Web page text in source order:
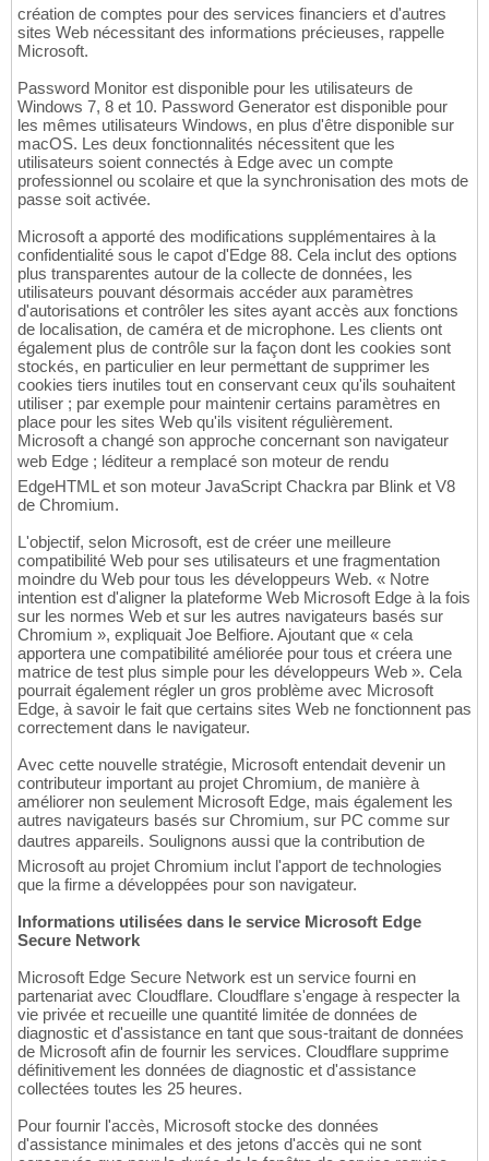
création de comptes pour des services financiers et d'autres
sites Web nécessitant des informations précieuses, rappelle
Microsoft.
Password Monitor est disponible pour les utilisateurs de
Windows 7, 8 et 10. Password Generator est disponible pour
les mêmes utilisateurs Windows, en plus d'être disponible sur
macOS. Les deux fonctionnalités nécessitent que les
utilisateurs soient connectés à Edge avec un compte
professionnel ou scolaire et que la synchronisation des mots de
passe soit activée.
Microsoft a apporté des modifications supplémentaires à la
confidentialité sous le capot d'Edge 88. Cela inclut des options
plus transparentes autour de la collecte de données, les
utilisateurs pouvant désormais accéder aux paramètres
d'autorisations et contrôler les sites ayant accès aux fonctions
de localisation, de caméra et de microphone. Les clients ont
également plus de contrôle sur la façon dont les cookies sont
stockés, en particulier en leur permettant de supprimer les
cookies tiers inutiles tout en conservant ceux qu'ils souhaitent
utiliser ; par exemple pour maintenir certains paramètres en
place pour les sites Web qu'ils visitent régulièrement.
Microsoft a changé son approche concernant son navigateur
web Edge ; léditeur a remplacé son moteur de rendu
EdgeHTML et son moteur JavaScript Chackra par Blink et V8
de Chromium.
L'objectif, selon Microsoft, est de créer une meilleure
compatibilité Web pour ses utilisateurs et une fragmentation
moindre du Web pour tous les développeurs Web. « Notre
intention est d'aligner la plateforme Web Microsoft Edge à la fois
sur les normes Web et sur les autres navigateurs basés sur
Chromium », expliquait Joe Belfiore. Ajoutant que « cela
apportera une compatibilité améliorée pour tous et créera une
matrice de test plus simple pour les développeurs Web ». Cela
pourrait également régler un gros problème avec Microsoft
Edge, à savoir le fait que certains sites Web ne fonctionnent pas
correctement dans le navigateur.
Avec cette nouvelle stratégie, Microsoft entendait devenir un
contributeur important au projet Chromium, de manière à
améliorer non seulement Microsoft Edge, mais également les
autres navigateurs basés sur Chromium, sur PC comme sur
dautres appareils. Soulignons aussi que la contribution de
Microsoft au projet Chromium inclut l'apport de technologies
que la firme a développées pour son navigateur.
Informations utilisées dans le service Microsoft Edge
Secure Network
Microsoft Edge Secure Network est un service fourni en
partenariat avec Cloudflare. Cloudflare s'engage à respecter la
vie privée et recueille une quantité limitée de données de
diagnostic et d'assistance en tant que sous-traitant de données
de Microsoft afin de fournir les services. Cloudflare supprime
définitivement les données de diagnostic et d'assistance
collectées toutes les 25 heures.
Pour fournir l'accès, Microsoft stocke des données
d'assistance minimales et des jetons d'accès qui ne sont